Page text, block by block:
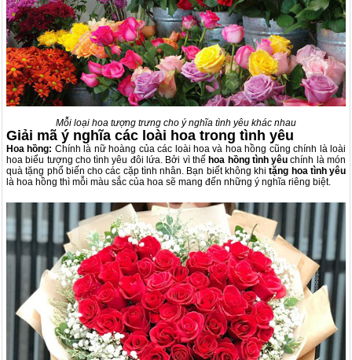
Mỗi loại hoa tượng trưng cho ý nghĩa tình yêu khác nhau
Giải mã ý nghĩa các loài hoa trong tình yêu
Hoa hồng: Chính là nữ hoàng của các loài hoa và hoa hồng cũng chính là loài
hoa biểu tượng cho tình yêu đôi lứa. Bởi vì thế hoa hồng tình yêu chính là món
quà tặng phổ biến cho các cặp tình nhân. Bạn biết không khitặng hoa tình yêu
là hoa hồng thì mỗi màu sắc của hoa sẽ mang đến những ý nghĩa riêng biệt.